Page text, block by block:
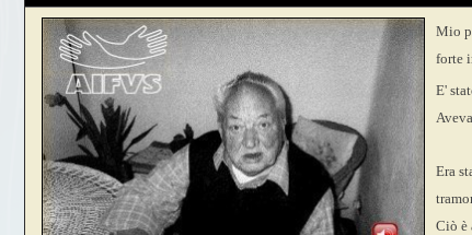
Mio
forte
E'
Era
Ciò è